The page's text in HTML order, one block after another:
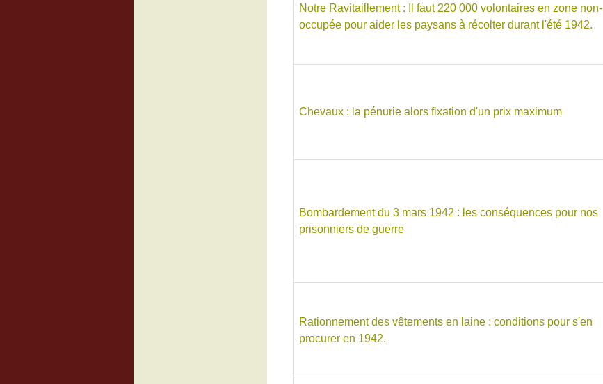
Notre Ravitaillement : Il faut 220 000 volontaires en zone non-
occupée pour aider les paysans à récolter durant l'été 1942.
Chevaux : la pénurie alors fixation d'un prix maximum
Bombardement du 3 mars 1942 : les conséquences pour nos
prisonniers de guerre
Rationnement des vêtements en laine : conditions pour s'en
procurer en 1942.